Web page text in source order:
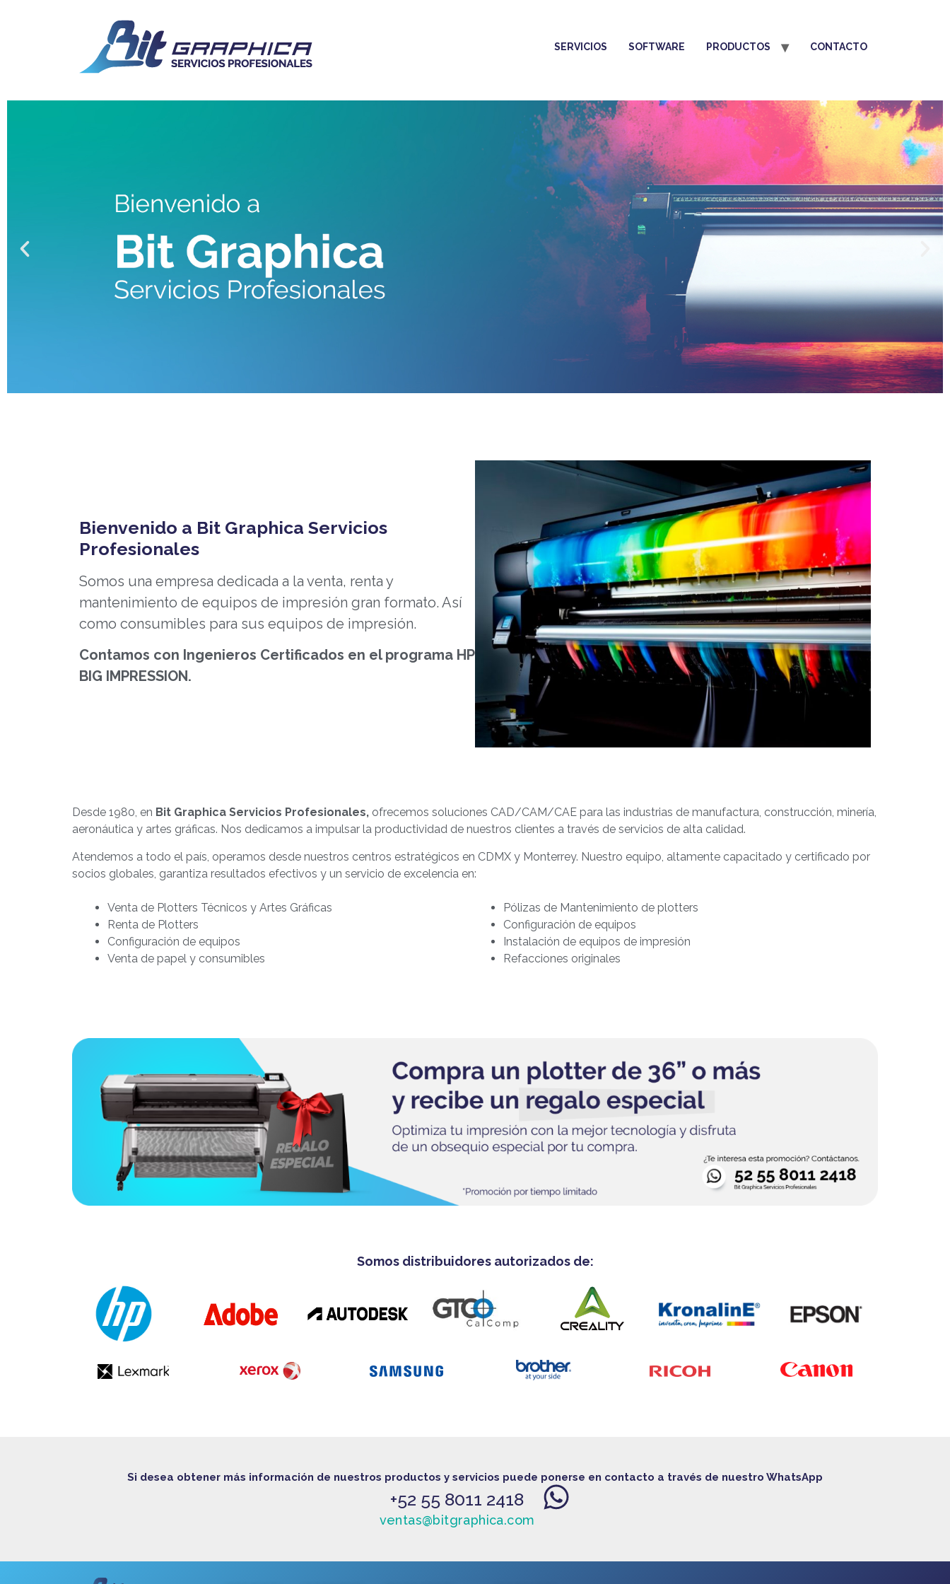
SERVICIOS SOFTWARE PRODUCTOS CONTACTO
Bienvenido a Bit Graphica Servicios
Profesionales
Somos una empresa dedicada a la venta, renta y
mantenimiento de equipos de impresión gran formato. Así
como consumibles para sus equipos de impresión.
Contamos con Ingenieros Certificados en el programa HP
BIG IMPRESSION.
Desde 1980, en Bit Graphica Servicios Profesionales, ofrecemos soluciones CAD/CAM/CAE para las industrias de manufactura, construcción, minería,
aeronáutica y artes gráficas. Nos dedicamos a impulsar la productividad de nuestros clientes a través de servicios de alta calidad.
Atendemos a todo el país, operamos desde nuestros centros estratégicos en CDMX y Monterrey. Nuestro equipo, altamente capacitado y certificado por
socios globales, garantiza resultados efectivos y un servicio de excelencia en:
Venta de Plotters Técnicos y Artes Gráficas
Renta de Plotters
Configuración de equipos
Venta de papel y consumibles
Pólizas de Mantenimiento de plotters
Configuración de equipos
Instalación de equipos de impresión
Refacciones originales
Somos distribuidores autorizados de:
Si desea obtener más información de nuestros productos y servicios puede ponerse en contacto a través de nuestro WhatsApp
+52 55 8011 2418
ventas@bitgraphica.com